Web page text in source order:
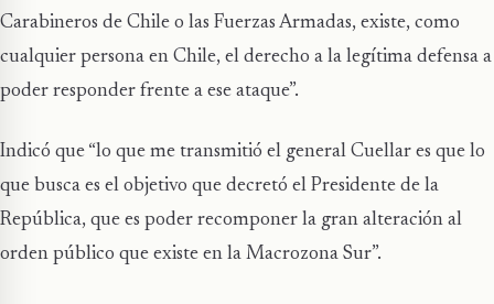
Carabineros de Chile o las Fuerzas Armadas, existe, como
cualquier persona en Chile, el derecho a la legítima defensa a
poder responder frente a ese ataque”.
Indicó que “lo que me transmitió el general Cuellar es que lo
que busca es el objetivo que decretó el Presidente de la
República, que es poder recomponer la gran alteración al
orden público que existe en la Macrozona Sur”.